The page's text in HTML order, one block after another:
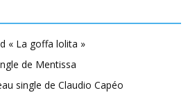
« La goffa lolita »
de Mentissa
single de Claudio Capéo